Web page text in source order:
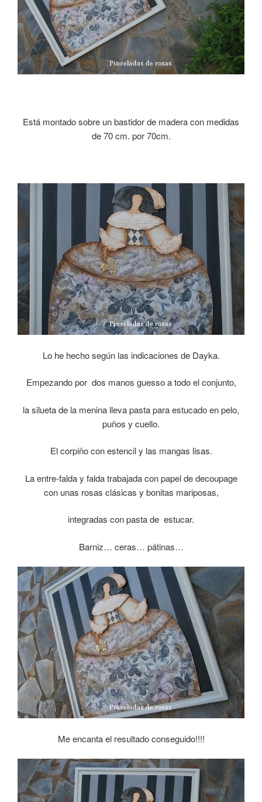
Está montado sobre un bastidor de madera con medidas
de 70 cm. por 70cm.
Lo he hecho según las indicaciones de Dayka.
Empezando por dos manos guesso a todo el conjunto,
la silueta de la menina lleva pasta para estucado en pelo,
puños y cuello.
El corpiño con estencil y las mangas lisas.
La entre-falda y falda trabajada con papel de decoupage
con unas rosas clásicas y bonitas mariposas,
integradas con pasta de estucar.
Barniz… ceras… pátinas…
Me encanta el resultado conseguido!!!!